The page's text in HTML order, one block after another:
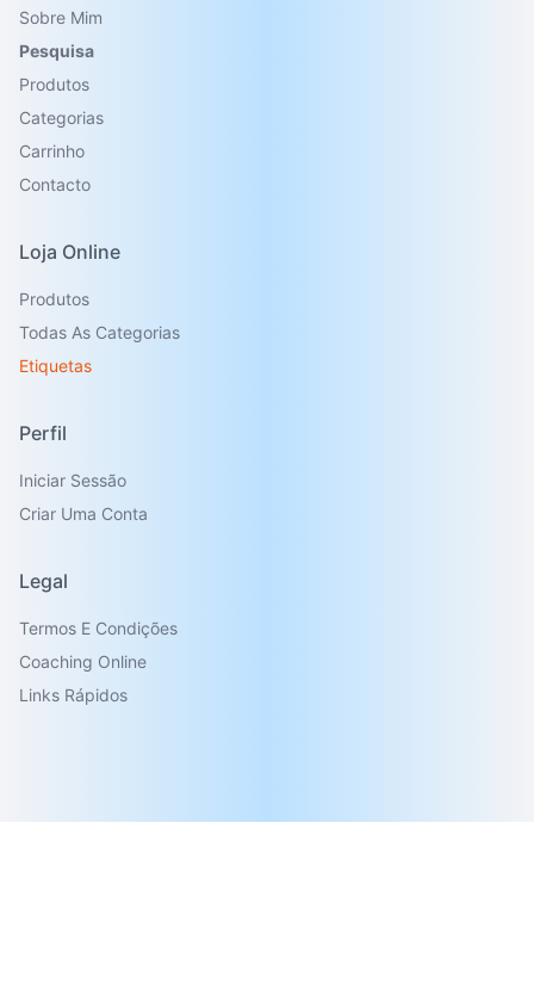
Sobre Mim
Pesquisa
Produtos
Categorias
Carrinho
Contacto
Loja Online
Produtos
Todas As Categorias
Etiquetas
Perfil
Iniciar Sessão
Criar Uma Conta
Legal
Termos E Condições
Coaching Online
Links Rápidos